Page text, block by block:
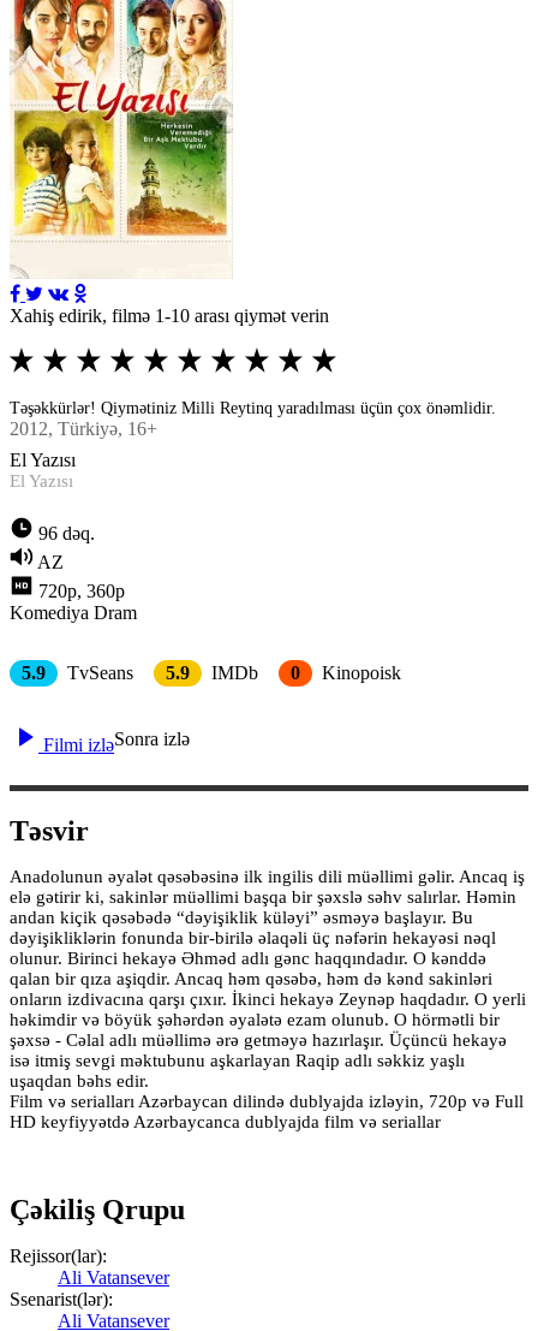
Xahiş edirik, filmə 1-10 arası qiymət verin
Təşəkkürlər! Qiymətiniz Milli Reytinq yaradılması üçün çox önəmlidir.
2012, Türkiyə, 16+
El Yazısı
El Yazısı
96 dəq.
AZ
720p, 360p
Komediya Dram
5.9 TvSeans 5.9 IMDb 0 Kinopoisk
Filmi izləSonra izlə
Təsvir
Anadolunun əyalət qəsəbəsinə ilk ingilis dili müəllimi gəlir. Ancaq iş
elə gətirir ki, sakinlər müəllimi başqa bir şəxslə səhv salırlar. Həmin
andan kiçik qəsəbədə “dəyişiklik küləyi” əsməyə başlayır. Bu
dəyişikliklərin fonunda bir-birilə əlaqəli üç nəfərin hekayəsi nəql
olunur. Birinci hekayə Əhməd adlı gənc haqqındadır. O kənddə
qalan bir qıza aşiqdir. Ancaq həm qəsəbə, həm də kənd sakinləri
onların izdivacına qarşı çıxır. İkinci hekayə Zeynəp haqdadır. O yerli
həkimdir və böyük şəhərdən əyalətə ezam olunub. O hörmətli bir
şəxsə - Cəlal adlı müəllimə ərə getməyə hazırlaşır. Üçüncü hekayə
isə itmiş sevgi məktubunu aşkarlayan Raqip adlı səkkiz yaşlı
uşaqdan bəhs edir.
Film və serialları Azərbaycan dilində dublyajda izləyin, 720p və Full
HD keyfiyyətdə Azərbaycanca dublyajda film və seriallar
Çəkiliş Qrupu
Rejissor(lar):
Ali Vatansever
Ssenarist(lər):
Ali Vatansever